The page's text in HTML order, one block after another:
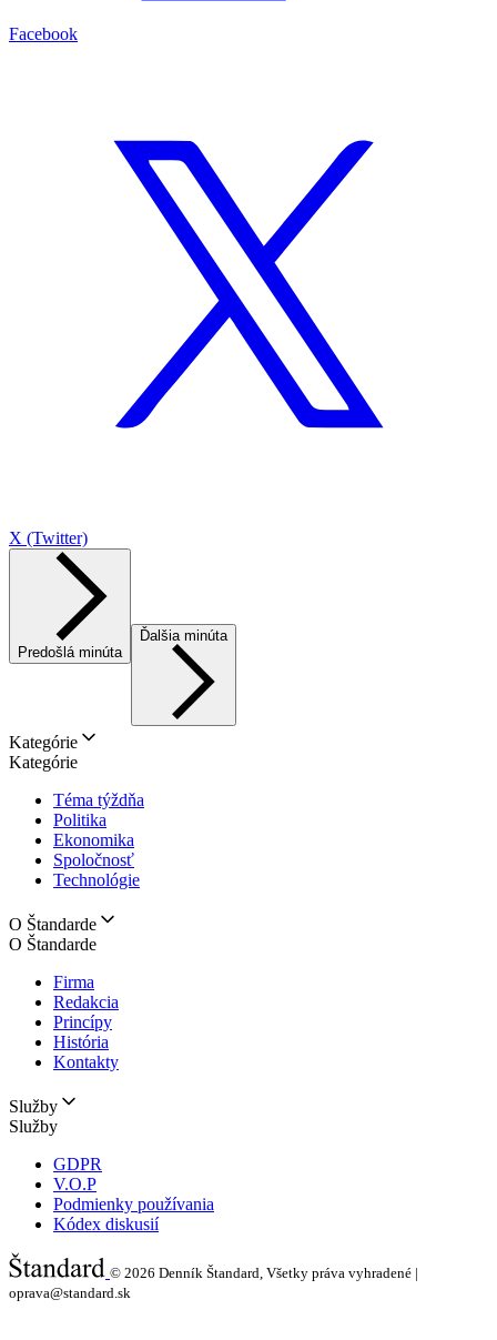
Facebook
X (Twitter)
Predošlá minúta
Ďalšia minúta
Kategórie
Kategórie
Téma týždňa
Politika
Ekonomika
Spoločnosť
Technológie
O Štandarde
O Štandarde
Firma
Redakcia
Princípy
História
Kontakty
Služby
Služby
GDPR
V.O.P
Podmienky používania
Kódex diskusií
© 2026 Denník Štandard, Všetky práva vyhradené |
oprava@standard.sk